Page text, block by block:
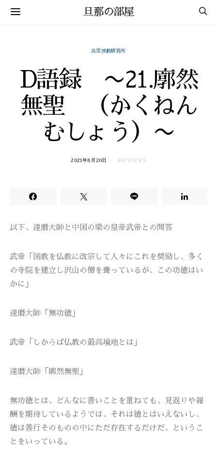
旦那の部屋
真空波動研究所
D語録 〜21.廓然
無聖 （かくねん
むしょう）〜
2021年8月20日 400 VIEWS
以下、達磨大師と中国の梁の皇帝武帝との問答
武帝「国教を仏教に改宗して人々にこれを奨励し、多く
の寺院を建立し沢山の僧を養っているが、この功徳はい
かに」
達磨大師「無功徳」
武帝「しからば仏教の最高境地とは」
達磨大師「廓然無聖」
無功徳とは、どんなに善いことを重ねても、見返りや報
酬を期待しているようでは、それは徳とはいえないし、
徳は善行そのものの中にただ存在するだけだ、というこ
とをいっている。